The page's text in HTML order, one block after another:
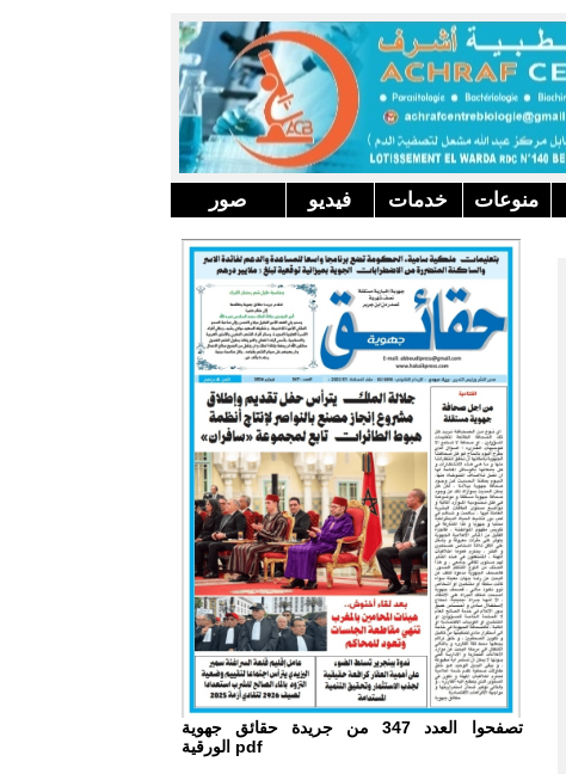
منوعات خدمات فيديو صور
تصفحوا العدد 347 من جريدة حقائق جهوية
الورقية pdf